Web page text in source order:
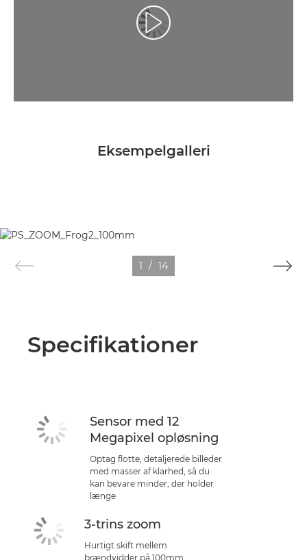
Afspil video
Eksempelgalleri
1 / 14
Specifikationer
Sensor med 12
Megapixel opløsning
Optag flotte, detaljerede billeder
med masser af klarhed, så du
kan bevare minder, der holder
længe
3-trins zoom
Hurtigt skift mellem
brændvidder på 100mm,